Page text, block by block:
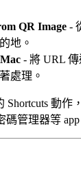
QR Image -
地。
- 將 URL
處理。
Shortcuts 動作
碼管理器等